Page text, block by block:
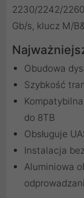
2230/2242/
Gb/s, klucz M/
Obudowa
Szybkość
do 8TB
Obsługuje
Instalacja
Aluminiowa